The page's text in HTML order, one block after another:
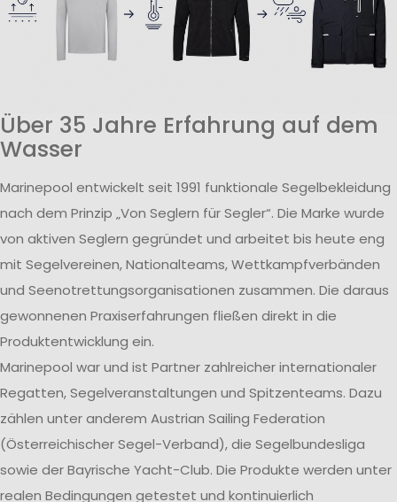
Über 35 Jahre Erfahrung auf dem
Wasser
Marinepool entwickelt seit 1991 funktionale Segelbekleidung
nach dem Prinzip „Von Seglern für Segler“. Die Marke wurde
von aktiven Seglern gegründet und arbeitet bis heute eng
mit Segelvereinen, Nationalteams, Wettkampfverbänden
und Seenotrettungsorganisationen zusammen. Die daraus
gewonnenen Praxiserfahrungen fließen direkt in die
Produktentwicklung ein.
Marinepool war und ist Partner zahlreicher internationaler
Regatten, Segelveranstaltungen und Spitzenteams. Dazu
zählen unter anderem Austrian Sailing Federation
(Österreichischer Segel-Verband), die Segelbundesliga
sowie der Bayrische Yacht-Club. Die Produkte werden unter
realen Bedingungen getestet und kontinuierlich